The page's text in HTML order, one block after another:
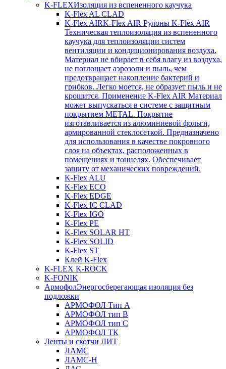
K-FLEXИзоляция из вспененного каучука
K-Flex AL CLAD
K-Flex AIRK-Flex AIR Рулоны K-Flex AIR
Техническая теплоизоляция из вспененного
каучука для теплоизоляции систем
вентиляции и кондиционирования воздуха.
Материал не вбирает в себя влагу из воздуха,
не поглощает аэрозоли и пыль, чем
предотвращает накопление бактерий и
грибков. Легко моется, не образует пыль и не
крошится. Применение K-Flex AIR Материал
может выпускаться в системе c защитным
покрытием METAL. Покрытие
изготавливается из алюминиевой фольги,
армированной стеклосеткой. Предназначено
для использования в качестве покровного
слоя на объектах, расположенных в
помещениях и тоннелях. Обеспечивает
защиту от механических повреждений.
K-Flex ALU
K-Flex ECO
K-Flex EDGE
K-Flex IC CLAD
K-Flex IGO
K-Flex PE
K-Flex SOLAR HT
K-Flex SOLID
K-Flex ST
Клей K-Flex
K-FLEX K-ROCK
K-FONIK
АрмофолЭнергосберегающая изоляция без
подложки
АРМОФОЛ Тип А
АРМОФОЛ тип В
АРМОФОЛ тип C
АРМОФОЛ ТК
Ленты и скотчи ЛИТ
ЛАМС
ЛАМС-Н